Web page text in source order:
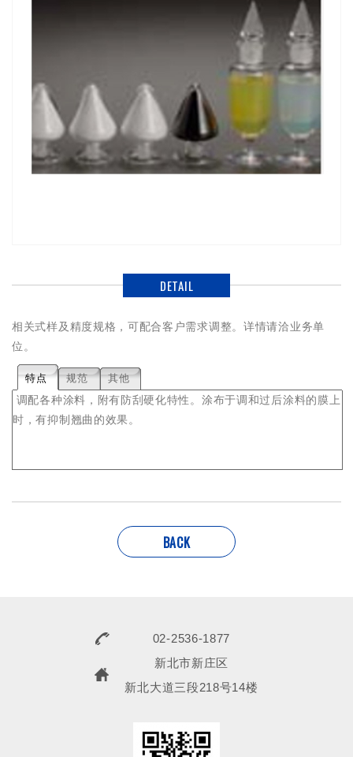
DETAIL
相关式样及精度规格，可配合客户需求调整。详情请洽业务单
位。
特点 规范 其他
调配各种涂料，附有防刮硬化特性。涂布于调和过后涂料的膜上
时，有抑制翘曲的效果。
BACK
02-2536-1877
新北市新庄区
新北大道三段218号14楼